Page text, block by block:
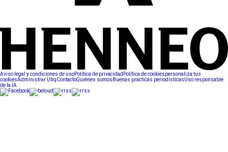
Aviso legal y condiciones de usoPolítica de privacidad Política de cookiespersonaliza tus
cookiesAdministrar UtiqContactoQuiénes somos Buenas prácticas periodísticasUso responsable
de la IA